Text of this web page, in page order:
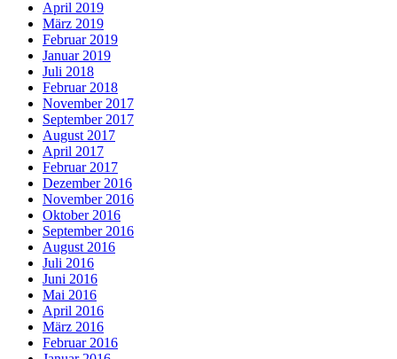
April 2019
März 2019
Februar 2019
Januar 2019
Juli 2018
Februar 2018
November 2017
September 2017
August 2017
April 2017
Februar 2017
Dezember 2016
November 2016
Oktober 2016
September 2016
August 2016
Juli 2016
Juni 2016
Mai 2016
April 2016
März 2016
Februar 2016